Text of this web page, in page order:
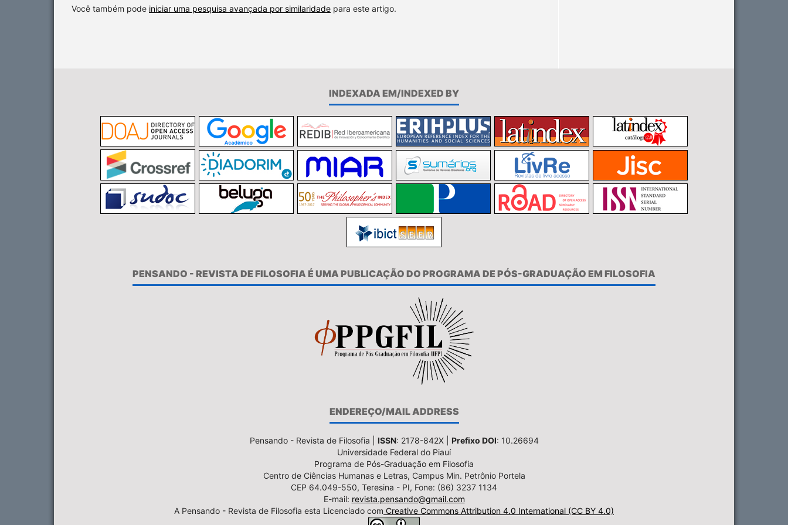
Você também pode iniciar uma pesquisa avançada por similaridade para este artigo.
INDEXADA EM/INDEXED BY
PENSANDO - REVISTA DE FILOSOFIA É UMA PUBLICAÇÃO DO PROGRAMA DE PÓS-GRADUAÇÃO EM FILOSOFIA
ENDEREÇO/MAIL ADDRESS
Pensando - Revista de Filosofia | ISSN: 2178-842X | Prefixo DOI: 10.26694
Universidade Federal do Piauí
Programa de Pós-Graduação em Filosofia
Centro de Ciências Humanas e Letras, Campus Min. Petrônio Portela
CEP 64.049-550, Teresina - PI, Fone: (86) 3237 1134
E-mail: revista.pensando@gmail.com
A Pensando - Revista de Filosofia esta Licenciado com Creative Commons Attribution 4.0 International (CC BY 4.0)